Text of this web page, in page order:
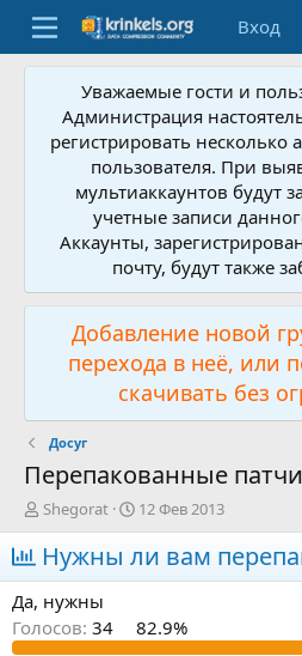
Вход
Уважаемые гости и
Администрация
регистрировать несколько
пользователя. При
мультиаккаунтов будут
учетные записи
Аккаунты,
почту, будут также
Добавление новой
перехода в неё, или
скачивать без
Досуг
Перепакованные
А
в
т
о
р
т
е
Shegorat
Д
а
т
а
ч
12 Фев 2013
Нужны ли вам
Да, нужны
Голосов: 34 82.9%